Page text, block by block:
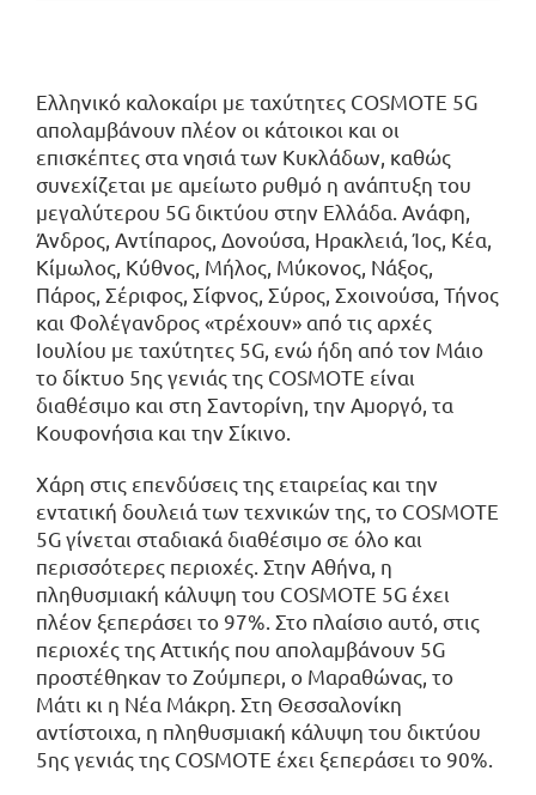
Ελληνικό καλοκαίρι με ταχύτητες COSMOTE 5G
απολαμβάνουν πλέον οι κάτοικοι και οι
επισκέπτες στα νησιά των Κυκλάδων, καθώς
συνεχίζεται με αμείωτο ρυθμό η ανάπτυξη του
μεγαλύτερου 5G δικτύου στην Ελλάδα. Ανάφη,
Άνδρος, Αντίπαρος, Δονούσα, Ηρακλειά, Ίος, Κέα,
Κίμωλος, Κύθνος, Μήλος, Μύκονος, Νάξος,
Πάρος, Σέριφος, Σίφνος, Σύρος, Σχοινούσα, Τήνος
και Φολέγανδρος «τρέχουν» από τις αρχές
Ιουλίου με ταχύτητες 5G, ενώ ήδη από τον Μάιο
το δίκτυο 5ης γενιάς της COSMOTE είναι
διαθέσιμο και στη Σαντορίνη, την Αμοργό, τα
Κουφονήσια και την Σίκινο.
Χάρη στις επενδύσεις της εταιρείας και την
εντατική δουλειά των τεχνικών της, το COSMOTE
5G γίνεται σταδιακά διαθέσιμο σε όλο και
περισσότερες περιοχές. Στην Αθήνα, η
πληθυσμιακή κάλυψη του COSMOTE 5G έχει
πλέον ξεπεράσει το 97%. Στο πλαίσιο αυτό, στις
περιοχές της Αττικής που απολαμβάνουν 5G
προστέθηκαν το Ζούμπερι, ο Μαραθώνας, το
Μάτι κι η Νέα Μάκρη. Στη Θεσσαλονίκη
αντίστοιχα, η πληθυσμιακή κάλυψη του δικτύου
5ης γενιάς της COSMOTE έχει ξεπεράσει το 90%.